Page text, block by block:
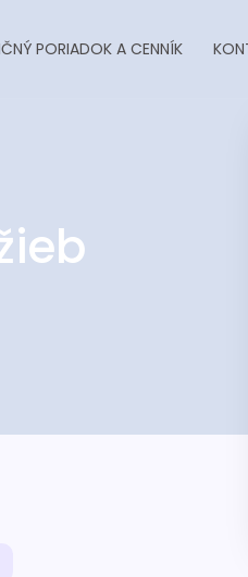
PORIADOK A CENNÍK